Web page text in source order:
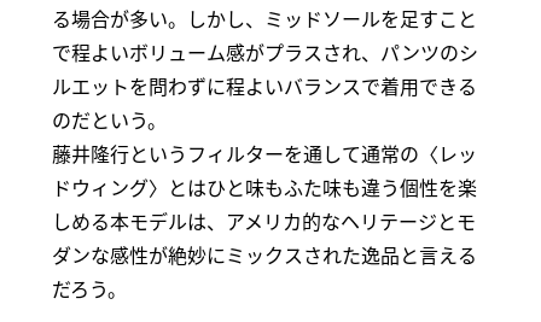
る場合が多い。しかし、ミッドソールを足すこと
で程よいボリューム感がプラスされ、パンツのシ
ルエットを問わずに程よいバランスで着用できる
のだという。
藤井隆行というフィルターを通して通常の〈レッ
ドウィング〉とはひと味もふた味も違う個性を楽
しめる本モデルは、アメリカ的なヘリテージとモ
ダンな感性が絶妙にミックスされた逸品と言える
だろう。